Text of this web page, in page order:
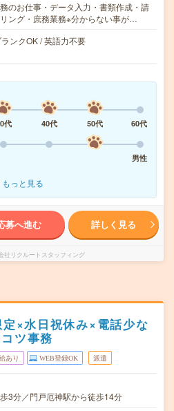
のお仕事・データ入力・書類作成・請
ング・庶務業務※分からない事が…
ンクOK / 英語力不要
代 40代 50代
60代
男性
もっと見る
募へ進む 詳しく見る
社リクルートスタッフィング
×水日祝休み×電話少な
ツ事務
あり WEB登録OK 派遣
3分／門戸厄神駅から徒歩14分